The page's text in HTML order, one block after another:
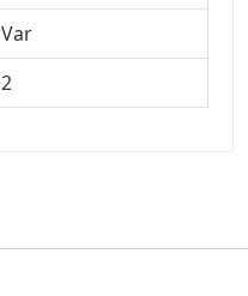
Var
2